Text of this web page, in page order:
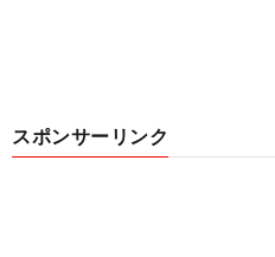
スポンサーリンク